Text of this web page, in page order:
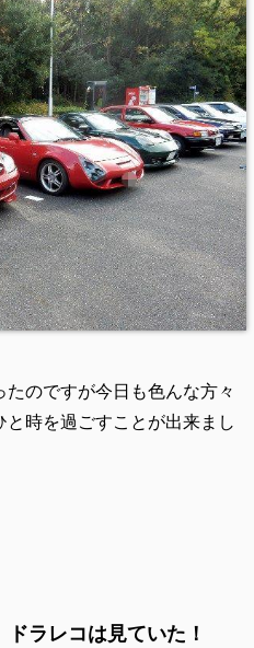
のですが今日も色んな方々
時を過ごすことが出来まし
ラレコは見ていた！